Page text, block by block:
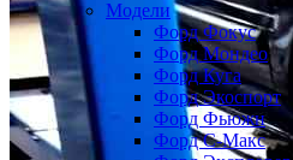
Модели
Форд Фокус
Форд Мондео
Форд Куга
Форд Экоспорт
Форд Фьюжн
Форд С-Макс